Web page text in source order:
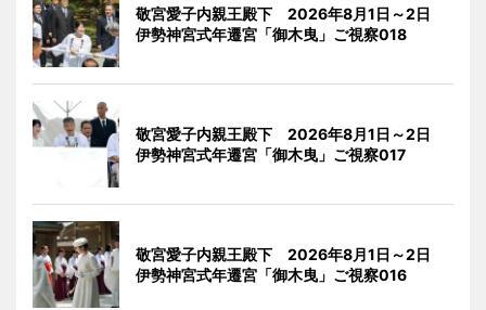
敬宮愛子内親王殿下 2026年8月1日～2日
伊勢神宮式年遷宮「御木曳」ご視察018
敬宮愛子内親王殿下 2026年8月1日～2日
伊勢神宮式年遷宮「御木曳」ご視察017
敬宮愛子内親王殿下 2026年8月1日～2日
伊勢神宮式年遷宮「御木曳」ご視察016